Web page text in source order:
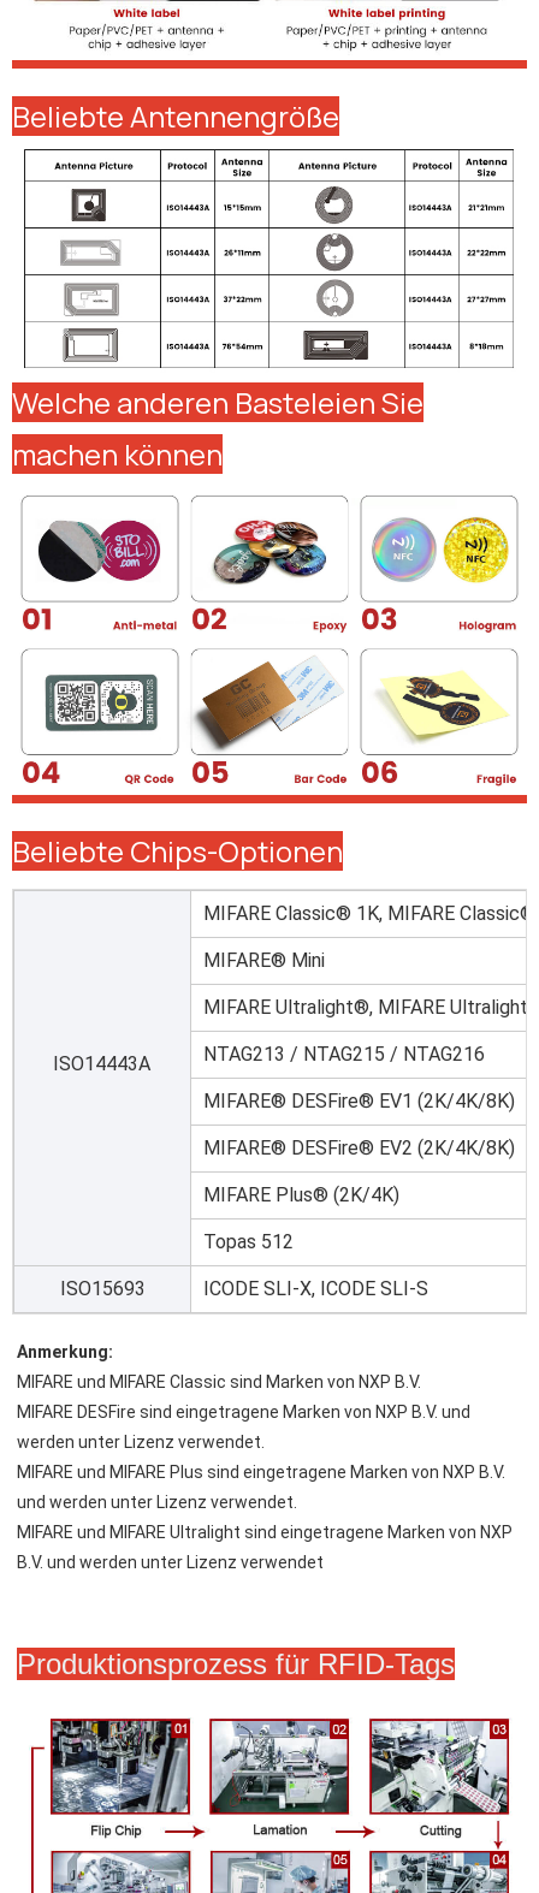
Beliebte Antennengröße
Welche anderen Basteleien Sie
machen können
Beliebte Chips-Optionen
ISO14443A
MIFARE Classic® 1K, MIFARE
MIFARE® Mini
MIFARE Ultralight®, MIFARE
NTAG213 / NTAG215 / NTAG216
MIFARE® DESFire® EV1 (2K/4K/8K)
MIFARE® DESFire® EV2 (2K/4K/8K)
MIFARE Plus® (2K/4K)
Topas 512
ISO15693 ICODE SLI-X, ICODE SLI-S
Anmerkung:
MIFARE und MIFARE Classic sind Marken von NXP B.V.
MIFARE DESFire sind eingetragene Marken von NXP B.V. und
werden unter Lizenz verwendet.
MIFARE und MIFARE Plus sind eingetragene Marken von NXP B.V.
und werden unter Lizenz verwendet.
MIFARE und MIFARE Ultralight sind eingetragene Marken von NXP
B.V. und werden unter Lizenz verwendet
Produktionsprozess für RFID-Tags